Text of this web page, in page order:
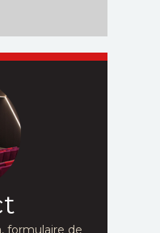
formulaire de